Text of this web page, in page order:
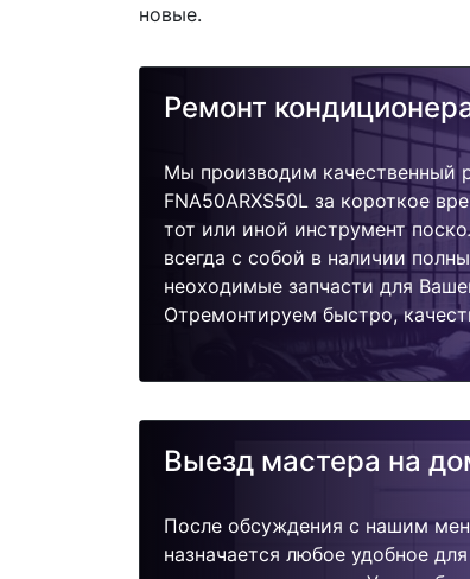
новые.
Ремонт
Мы производим качественный
FNA50ARXS50L за короткое
тот или иной инструмент
всегда с собой в наличии
неоходимые запчасти для
Отремонтируем быстро,
Выезд мастера на
После обсуждения с нашим
назначается любое удобное